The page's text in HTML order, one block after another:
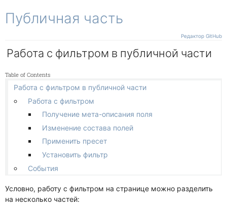
Кастомизация
Добавление действий
Примеры
Cобытия
Процессы
Кастомизация
Заказ
Предложение
Общее API
Канбан
Гант
Другие
Чат
Публичная часть
Редактор GitHub
Работа с фильтром в публичной части
Table of Contents
Работа с фильтром в публичной части
Работа с фильтром
Получение мета-описания поля
Изменение состава полей
Применить пресет
Установить фильтр
События
Условно, работу с фильтром на странице можно разделить
на несколько частей: